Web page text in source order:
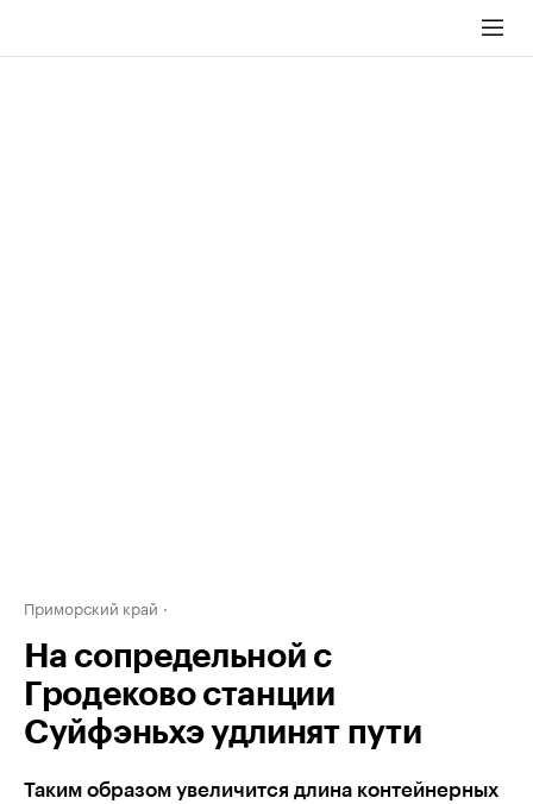
Приморский край
На сопредельной с
Гродеково станции
Суйфэньхэ удлинят пути
Таким образом увеличится длина контейнерных